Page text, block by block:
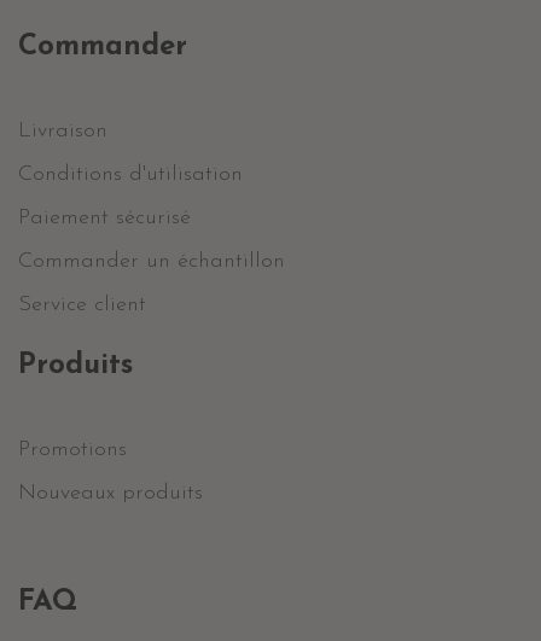
Commander
Livraison
Conditions d'utilisation
Paiement sécurisé
Commander un échantillon
Service client
Produits
Promotions
Nouveaux produits
FAQ